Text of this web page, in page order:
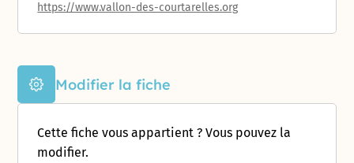
https://www.vallon-des-courtarelles.org
Modifier la fiche
Cette fiche vous appartient ? Vous pouvez la
modifier.